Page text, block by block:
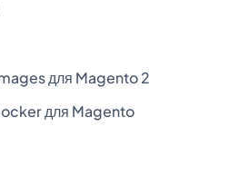
для Magento 2
для Magento